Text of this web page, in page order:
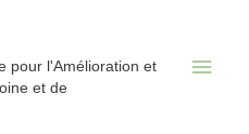
pour l'Amélioration et
et de